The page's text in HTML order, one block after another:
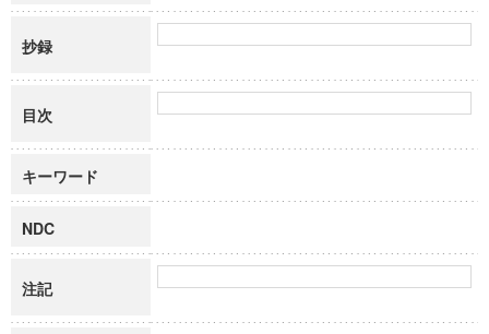
抄録
目次
キーワード
NDC
注記